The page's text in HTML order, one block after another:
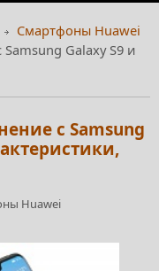
Смартфоны Huawei
Galaxy S9 и
с Samsung
Huawei